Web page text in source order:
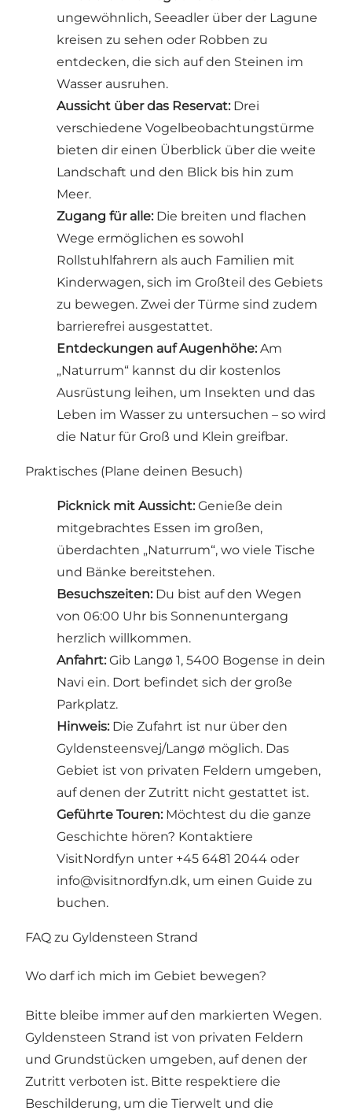
ungewöhnlich, Seeadler über der Lagune
kreisen zu sehen oder Robben zu
entdecken, die sich auf den Steinen im
Wasser ausruhen.
Aussicht über das Reservat: Drei
verschiedene Vogelbeobachtungstürme
bieten dir einen Überblick über die weite
Landschaft und den Blick bis hin zum
Meer.
Zugang für alle: Die breiten und flachen
Wege ermöglichen es sowohl
Rollstuhlfahrern als auch Familien mit
Kinderwagen, sich im Großteil des Gebiets
zu bewegen. Zwei der Türme sind zudem
barrierefrei ausgestattet.
Entdeckungen auf Augenhöhe: Am
„Naturrum“ kannst du dir kostenlos
Ausrüstung leihen, um Insekten und das
Leben im Wasser zu untersuchen – so wird
die Natur für Groß und Klein greifbar.
Praktisches (Plane deinen Besuch)
Picknick mit Aussicht: Genieße dein
mitgebrachtes Essen im großen,
überdachten „Naturrum“, wo viele Tische
und Bänke bereitstehen.
Besuchszeiten: Du bist auf den Wegen
von 06:00 Uhr bis Sonnenuntergang
herzlich willkommen.
Anfahrt: Gib Langø 1, 5400 Bogense in dein
Navi ein. Dort befindet sich der große
Parkplatz.
Hinweis: Die Zufahrt ist nur über den
Gyldensteensvej/Langø möglich. Das
Gebiet ist von privaten Feldern umgeben,
auf denen der Zutritt nicht gestattet ist.
Geführte Touren: Möchtest du die ganze
Geschichte hören? Kontaktiere
VisitNordfyn unter +45 6481 2044 oder
info@visitnordfyn.dk, um einen Guide zu
buchen.
FAQ zu Gyldensteen Strand
Wo darf ich mich im Gebiet bewegen?
Bitte bleibe immer auf den markierten Wegen.
Gyldensteen Strand ist von privaten Feldern
und Grundstücken umgeben, auf denen der
Zutritt verboten ist. Bitte respektiere die
Beschilderung, um die Tierwelt und die